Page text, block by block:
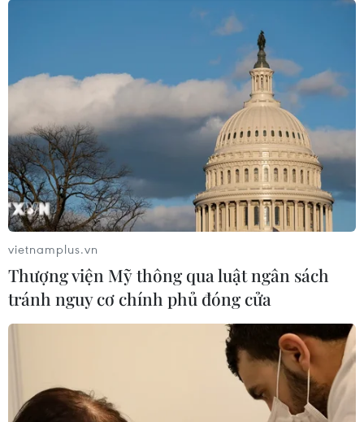
Tổng Biên tập: TRẦN TIẾN DUẨN
Phó Tổng Biên tập: NGUYỄN THỊ TÁM, KHÚC THANH
Sở hữu trí tuệ
Quy định sử dụng
RSS
Hỗ trợ
Ngôn ngữ
TTXVN
Dịch vụ tin
Quảng cáo
Liên hệ
Giấy phép số: 1374/GP-BTTTT do Bộ Thông tin và Truyền thông
cấp ngày 11/9/2008.
Quảng cáo: Phó TBT Nguyễn Thị Tám: 093.5958688, Email:
Điện thoại: (024) 39411349 - (024) 39411348, Fax: (024)
39411348
vietnamplus.vn
Thượng viện Mỹ thông qua luật ngân sách
tránh nguy cơ chính phủ đóng cửa